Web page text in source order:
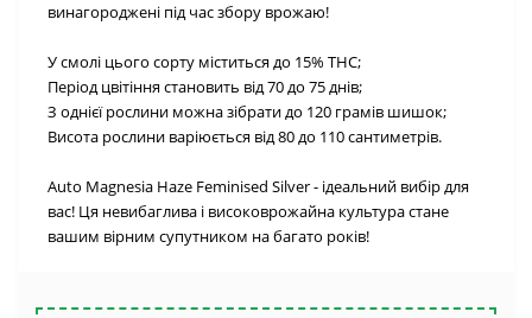
винагороджені під час збору врожаю!
У смолі цього сорту міститься до 15% THC;
Період цвітіння становить від 70 до 75 днів;
З однієї рослини можна зібрати до 120 грамів шишок;
Висота рослини варіюється від 80 до 110 сантиметрів.
Auto Magnesia Haze Feminised Silver - ідеальний вибір для
вас! Ця невибаглива і високоврожайна культура стане
вашим вірним супутником на багато років!